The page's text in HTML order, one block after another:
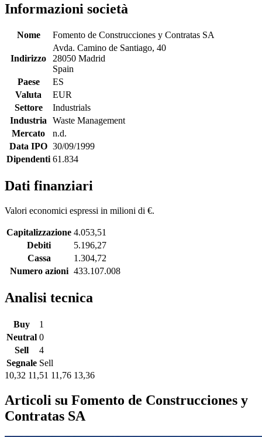
Informazioni società
Nome Fomento de Construcciones y Contratas SA
Indirizzo
Avda. Camino de Santiago, 40
28050 Madrid
Spain
Paese
ES
Valuta
EUR
Settore
Industrials
Industria Waste Management
Mercato
n.d.
Data IPO 30/09/1999
Dipendenti 61.834
Dati finanziari
Valori economici espressi in milioni di €.
Capitalizzazione 4.053,51
Debiti
5.196,27
Cassa
1.304,72
Numero azioni 433.107.008
Analisi tecnica
Buy
1
Neutral 0
Sell
4
Segnale Sell
10,32 11,51 11,76 13,36
Articoli su Fomento de Construcciones y
Contratas SA